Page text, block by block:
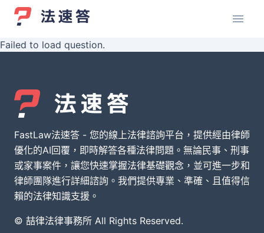
Failed to load question.
FastLaw法速答 - 您的線上法律諮詢平台，提供經由律師
優化的AI回覆，即時解答各種法律問題。無論民事、刑事
或家事案件，讓您快速掌握法律基礎觀念，並可進一步和
律師團隊進行詳細諮詢。我們提供專業、準確、且值得信
賴的法律知識支援。
© 喆律法律事務所 All Rights Reserved.